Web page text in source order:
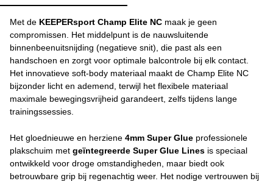
Met de KEEPERsport Champ Elite NC maak je geen
compromissen. Het middelpunt is de nauwsluitende
binnenbeenuitsnijding (negatieve snit), die past als een
handschoen en zorgt voor optimale balcontrole bij elk contact.
Het innovatieve soft-body materiaal maakt de Champ Elite NC
bijzonder licht en ademend, terwijl het flexibele materiaal
maximale bewegingsvrijheid garandeert, zelfs tijdens lange
trainingssessies.
Het gloednieuwe en herziene 4mm Super Glue professionele
plakschuim met geïntegreerde Super Glue Lines is speciaal
ontwikkeld voor droge omstandigheden, maar biedt ook
betrouwbare grip bij regenachtig weer. Het nodige vertrouwen bij